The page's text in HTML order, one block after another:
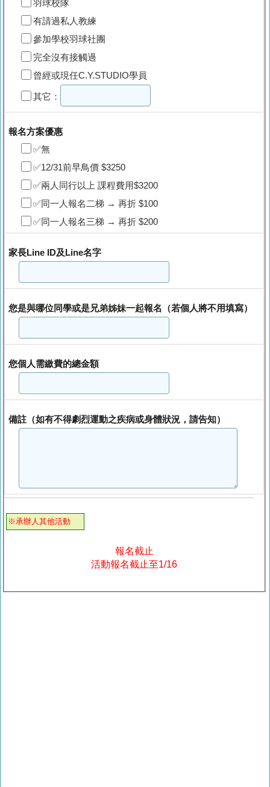
羽球校隊
有請過私人教練
參加學校羽球社團
完全沒有接觸過
曾經或現任C.Y.STUDIO學員
其它：
報名方案優惠
✅無
✅12/31前早鳥價 $3250
✅兩人同行以上 課程費用$3200
✅同一人報名二梯 → 再折 $100
✅同一人報名三梯 → 再折 $200
家長Line ID及Line名字
您是與哪位同學或是兄弟姊妹一起報名（若個人將不用填寫）
您個人需繳費的總金額
備註（如有不得劇烈運動之疾病或身體狀況，請告知）
※承辦人其他活動
報名截止
活動報名截止至1/16